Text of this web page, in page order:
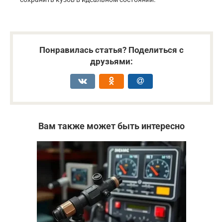
Понравилась статья? Поделиться с
друзьями:
Вам также может быть интересно